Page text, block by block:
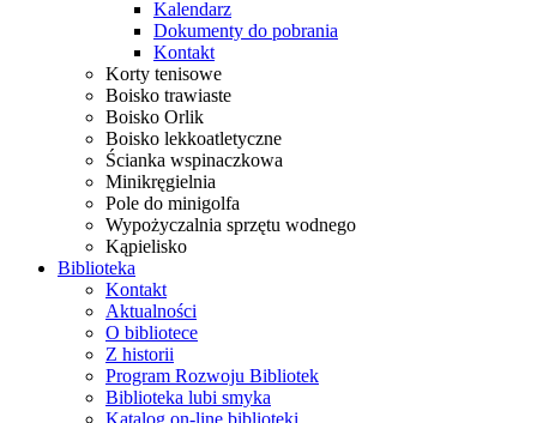
Kalendarz
Dokumenty do pobrania
Kontakt
Korty tenisowe
Boisko trawiaste
Boisko Orlik
Boisko lekkoatletyczne
Ścianka wspinaczkowa
Minikręgielnia
Pole do minigolfa
Wypożyczalnia sprzętu wodnego
Kąpielisko
Biblioteka
Kontakt
Aktualności
O bibliotece
Z historii
Program Rozwoju Bibliotek
Biblioteka lubi smyka
Katalog on-line biblioteki